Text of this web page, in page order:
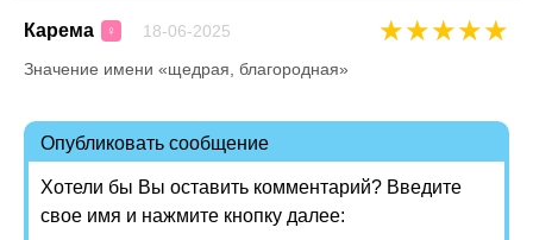
Карема ♀ 18-06-2025 ★★★★★
Значение имени «щедрая, благородная»
Опубликовать сообщение
Хотели бы Вы оставить комментарий? Введите
свое имя и нажмите кнопку далее: